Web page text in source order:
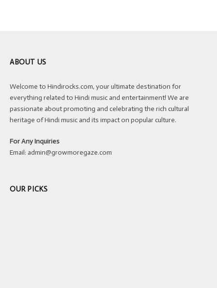
ABOUT US
Welcome to Hindirocks.com, your ultimate destination for
everything related to Hindi music and entertainment! We are
passionate about promoting and celebrating the rich cultural
heritage of Hindi music and its impact on popular culture.
For Any Inquiries
Email: admin@growmoregaze.com
OUR PICKS